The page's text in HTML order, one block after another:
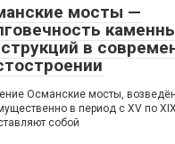
мосты —
в
Османские мосты,
в период с XV по
собой